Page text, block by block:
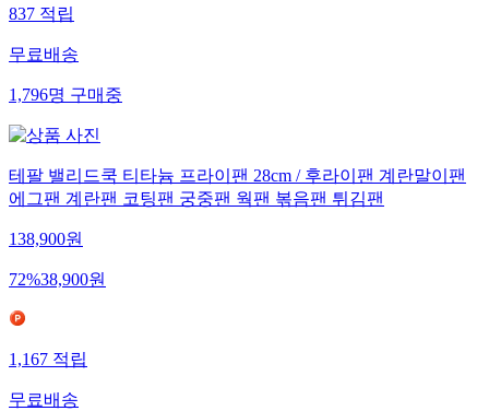
837 적립
무료배송
1,796명 구매중
테팔 밸리드쿡 티타늄 프라이팬 28cm / 후라이팬 계란말이팬
에그팬 계란팬 코팅팬 궁중팬 웍팬 볶음팬 튀김팬
138,900원
72%38,900원
1,167 적립
무료배송